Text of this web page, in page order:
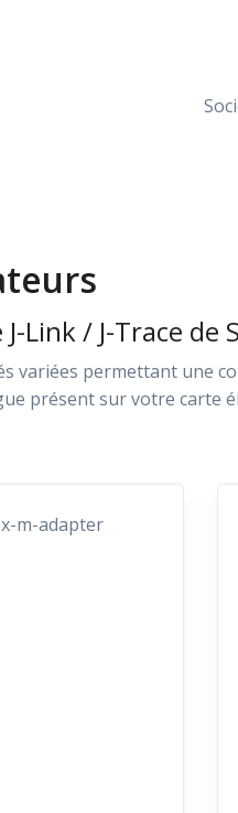
/ J-Trace de
variées permettant une
présent sur votre carte